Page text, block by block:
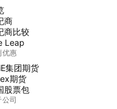
商
商比较
Leap
优惠
集团期货
期货
股票包
公司